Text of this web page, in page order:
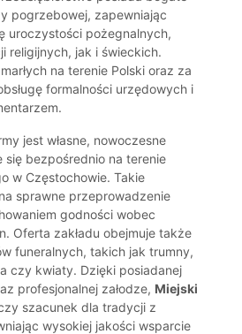
pogrzebowej, zapewniając
uroczystości pożegnalnych,
religijnych, jak i świeckich.
na terenie Polski oraz za
formalności urzędowych i
jest własne, nowoczesne
się bezpośrednio na terenie
w Częstochowie. Takie
sprawne przeprowadzenie
godności wobec
Oferta zakładu obejmuje także
funeralnych, takich jak trumny,
czy kwiaty. Dzięki posiadanej
profesjonalnej załodze, Miejski
szacunek dla tradycji z
wysokiej jakości wsparcie